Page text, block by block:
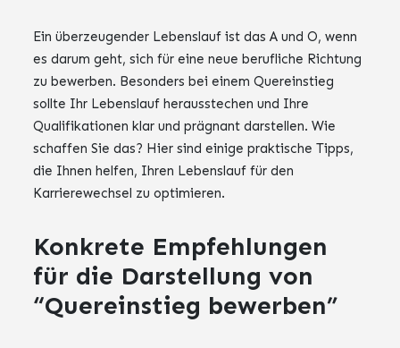
Ein überzeugender Lebenslauf ist das A und O, wenn
es darum geht, sich für eine neue berufliche Richtung
zu bewerben. Besonders bei einem Quereinstieg
sollte Ihr Lebenslauf herausstechen und Ihre
Qualifikationen klar und prägnant darstellen. Wie
schaffen Sie das? Hier sind einige praktische Tipps,
die Ihnen helfen, Ihren Lebenslauf für den
Karrierewechsel zu optimieren.
Konkrete Empfehlungen
für die Darstellung von
“Quereinstieg bewerben”